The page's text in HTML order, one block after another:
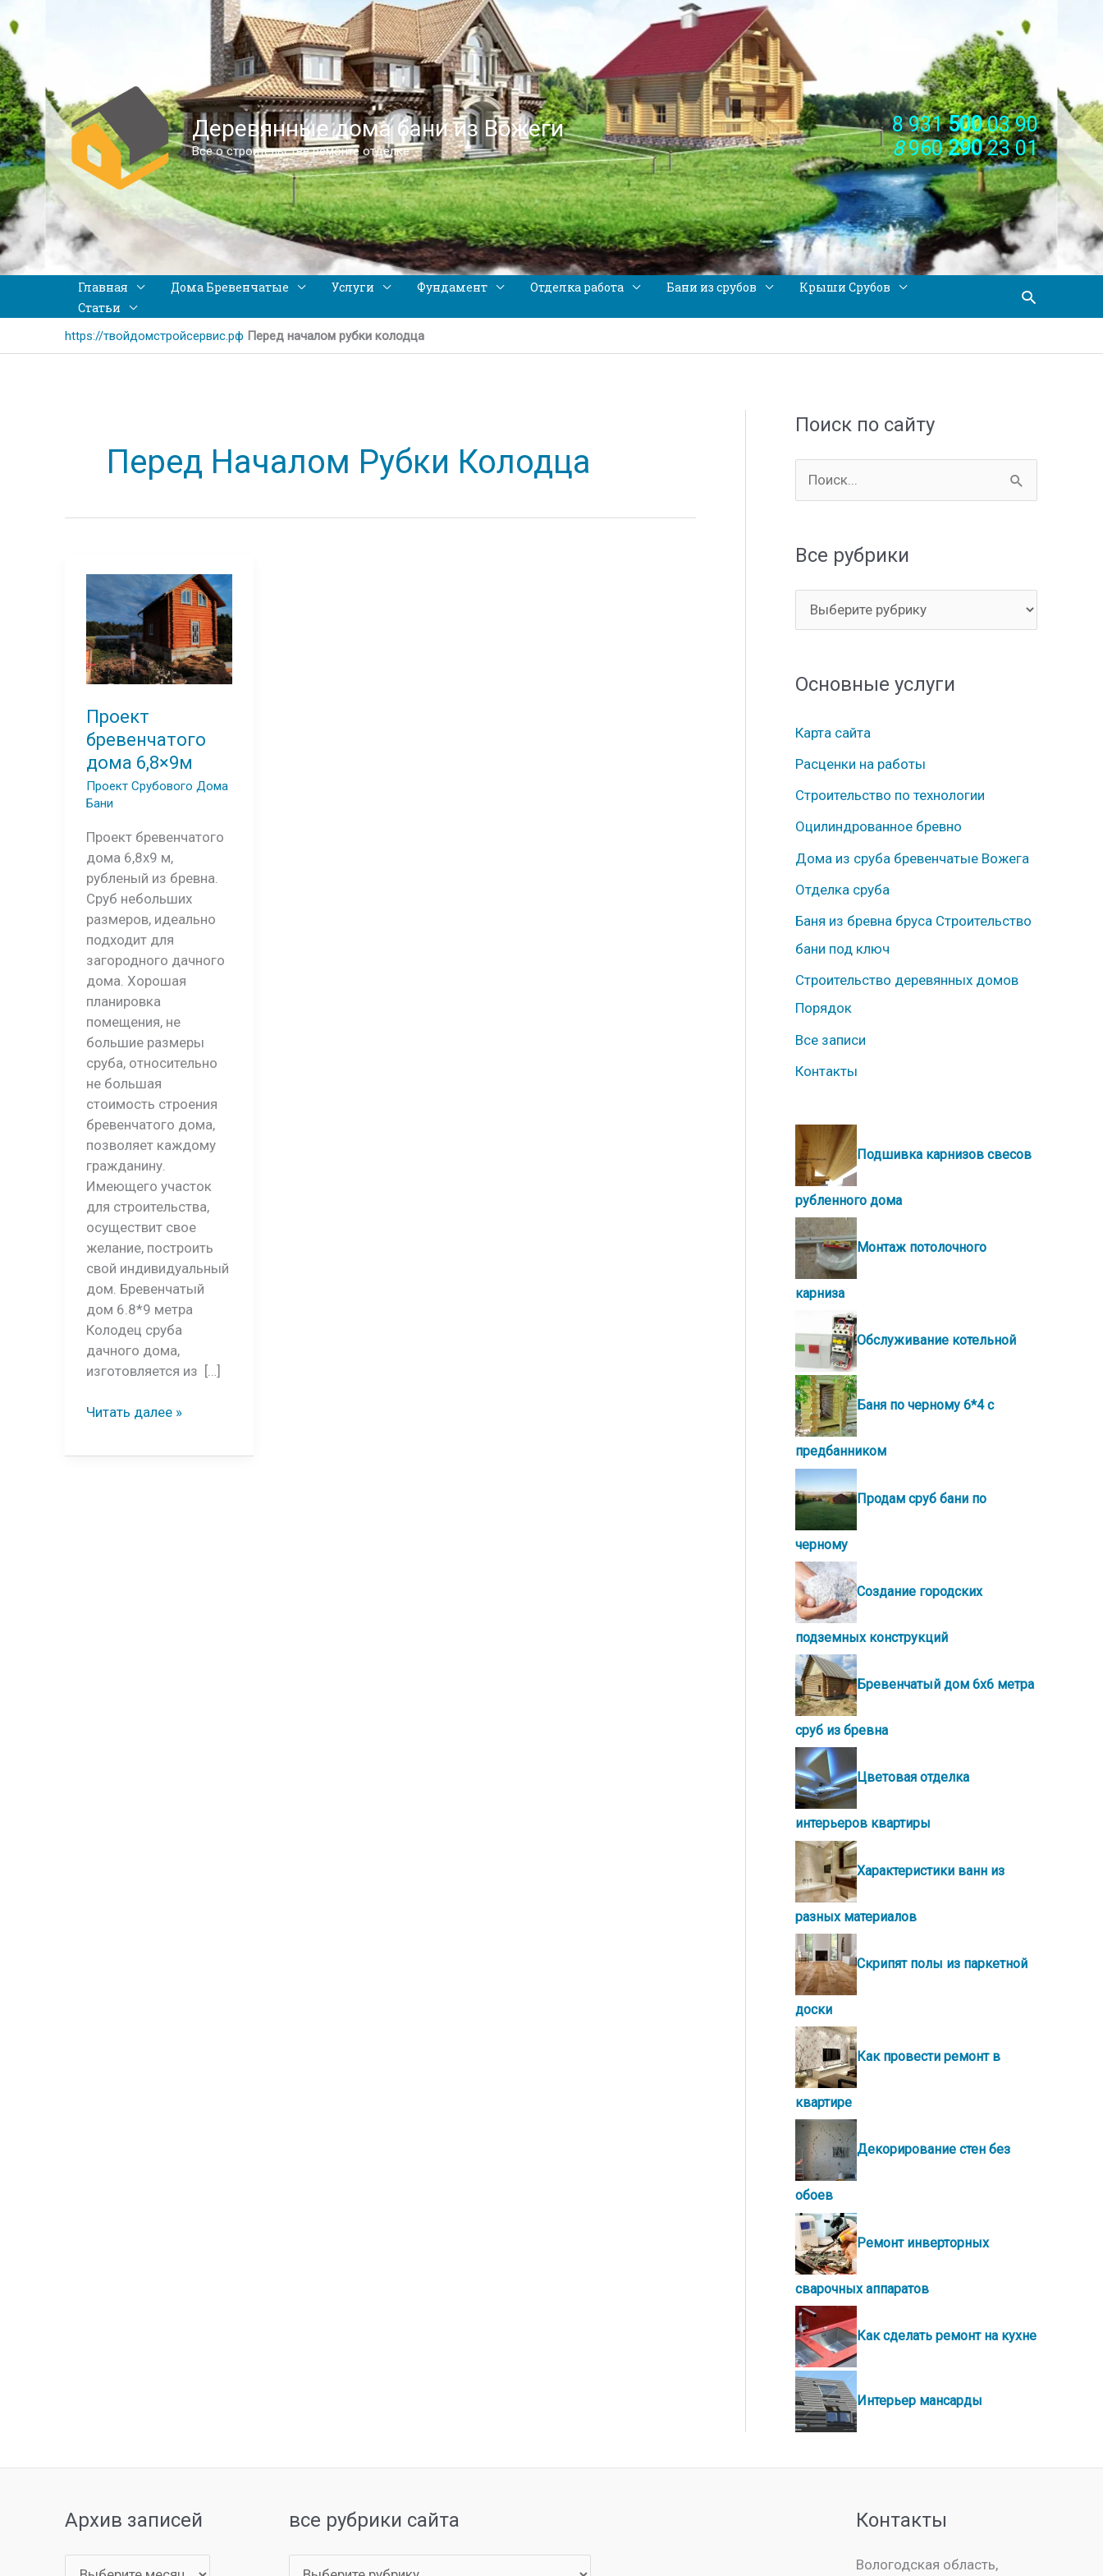
Деревянные дома бани из Вожеги
Все о строительстве ремонте отделке
8 93150003 90
896029023 01
Главная Дома Бревенчатые Услуги Фундамент Отделка работа Бани из срубов
Крыши Срубов
Статьи
Поиск
https://твойдомстройсервис.рф Перед началом рубки колодца
Перед Началом Рубки Колодца
Проект
бревенчатого
дома 6,8×9м
Проект Срубового Дома
Бани
Проект бревенчатого
дома 6,8х9 м,
рубленый из бревна.
Сруб небольших
размеров, идеально
подходит для
загородного дачного
дома. Хорошая
планировка
помещения, не
большие размеры
сруба, относительно
не большая
стоимость строения
бревенчатого дома,
позволяет каждому
гражданину.
Имеющего участок
для строительства,
осуществит свое
желание, построить
свой индивидуальный
дом. Бревенчатый
дом 6.8*9 метра
Колодец сруба
дачного дома,
изготовляется из […]
Проект
дома
Читать далее »
Поиск по сайту
о
с
Все рубрики
с
р
б
р
и
к
и
Основные услуги
Карта сайта
Расценки на работы
Строительство по технологии
Оцилиндрованное бревно
Дома из сруба бревенчатые Вожега
Отделка сруба
Баня из бревна бруса Строительство
бани под ключ
Строительство деревянных домов
Порядок
Все записи
Контакты
Подшивка карнизов свесов
рубленного дома
Монтаж потолочного
карниза
Обслуживание котельной
Баня по черному 6*4 с
предбанником
Продам сруб бани по
черному
Создание городских
подземных конструкций
Бревенчатый дом 6х6 метра
сруб из бревна
Цветовая отделка
интерьеров квартиры
Характеристики ванн из
разных материалов
Скрипят полы из паркетной
доски
Как провести ремонт в
квартире
Декорирование стен без
обоев
Ремонт инверторных
сварочных аппаратов
Как сделать ремонт на кухне
Интерьер мансарды
Архив записей все рубрики сайта Контакты
Вологодская область,